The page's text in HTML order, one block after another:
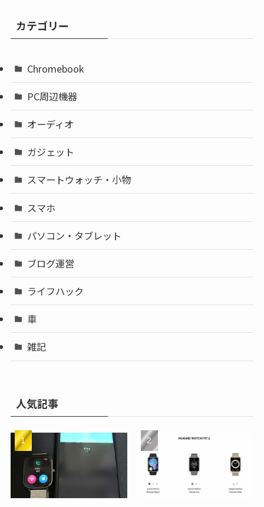
カテゴリー
Chromebook
PC周辺機器
オーディオ
ガジェット
スマートウォッチ・小物
スマホ
パソコン・タブレット
ブログ運営
ライフハック
車
雑記
人気記事